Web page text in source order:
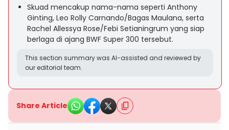
Skuad mencakup nama-nama seperti Anthony
Ginting, Leo Rolly Carnando/Bagas Maulana, serta
Rachel Allessya Rose/Febi Setianingrum yang siap
berlaga di ajang BWF Super 300 tersebut.
This section summary was AI-assisted and reviewed by
our editorial team.
Share Article